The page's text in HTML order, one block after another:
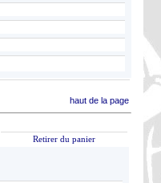
haut de la page
Retirer du panier